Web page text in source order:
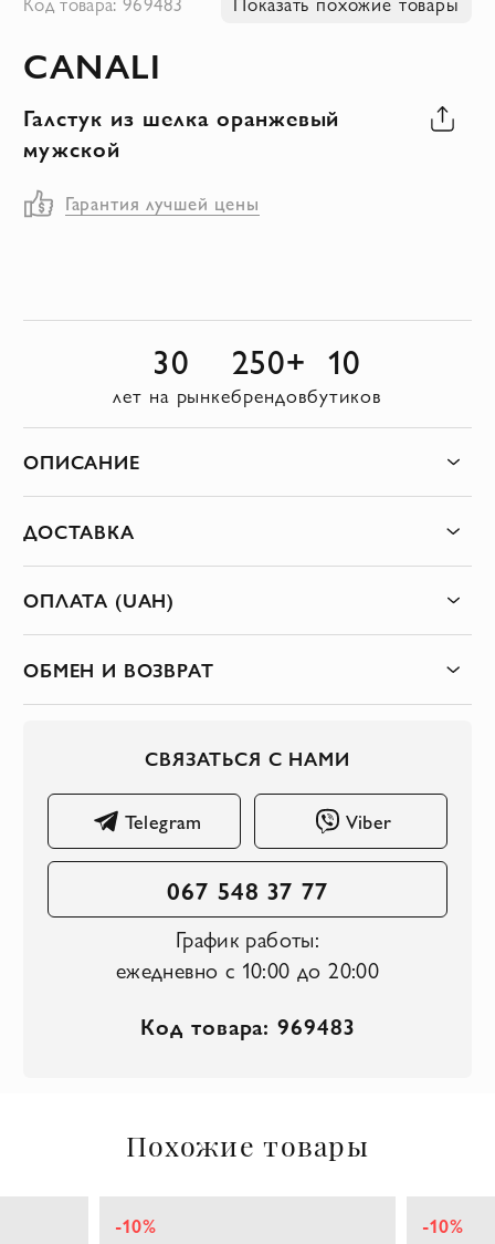
началу
изображений
CANALI
Галстук из шелка оранжевый
мужской
Гарантия лучшей цены
30
лет на рынке
250+
брендов
10
бутиков
ОПИСАНИЕ
ДОСТАВКА
ОПЛАТА (UAH)
ОБМЕН И ВОЗВРАТ
СВЯЗАТЬСЯ С НАМИ
Telegram Viber
067 548 37 77
График работы:
ежедневно с 10:00 до 20:00
Код товара: 969483
Похожие товары
-10% -10%